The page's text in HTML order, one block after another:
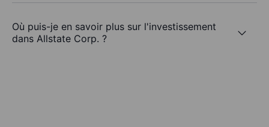
Où puis-je en savoir plus sur l'investissement
dans Allstate Corp. ?